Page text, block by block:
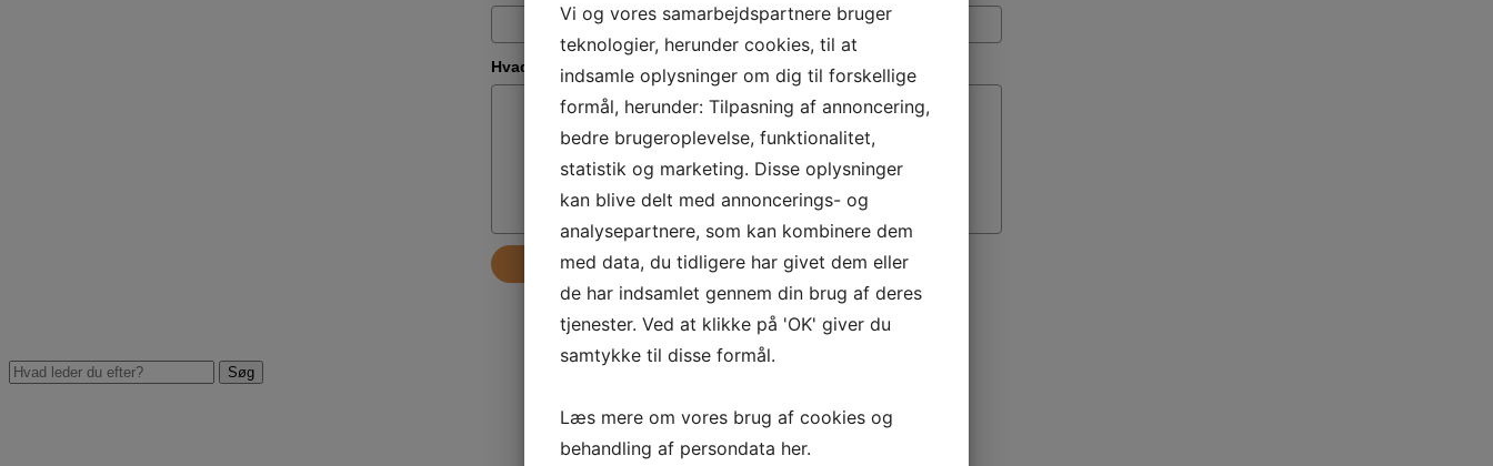
Hvad drejer din henvendelse sig om?
Send
Vi og vores samarbejdspartnere bruger
teknologier, herunder cookies, til at
indsamle oplysninger om dig til forskellige
formål, herunder: Tilpasning af annoncering,
bedre brugeroplevelse, funktionalitet,
statistik og marketing. Disse oplysninger
kan blive delt med annoncerings- og
analysepartnere, som kan kombinere dem
med data, du tidligere har givet dem eller
de har indsamlet gennem din brug af deres
tjenester. Ved at klikke på 'OK' giver du
samtykke til disse formål.
Læs mere om vores brug af cookies og
behandling af persondata her.